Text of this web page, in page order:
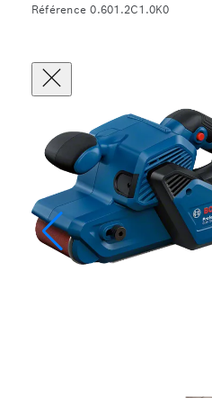
Référence 0.601.2C1.0K0